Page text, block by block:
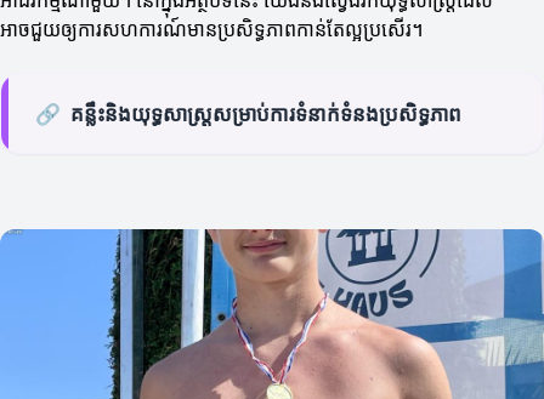
អាចជួយឲ្យការសហការណ៍មានប្រសិទ្ធភាពកាន់តែល្អប្រសើរ។
🔗 គន្លឹះនិងយុទ្ធសាស្ត្រ​សម្រាប់ការទំនាក់ទំនងប្រសិទ្ធភាព